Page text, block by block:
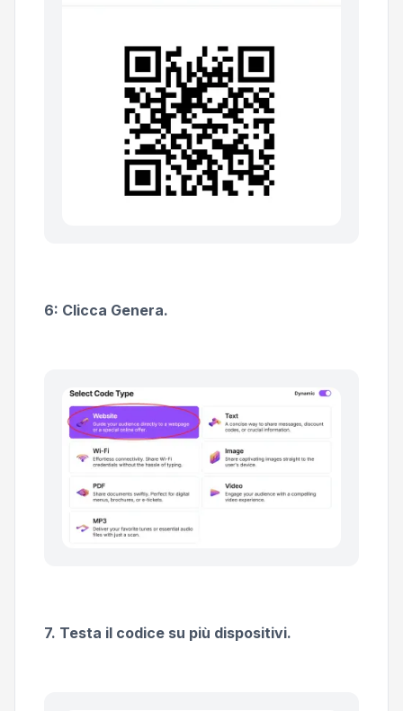
6: Clicca Genera.
7. Testa il codice su più dispositivi.